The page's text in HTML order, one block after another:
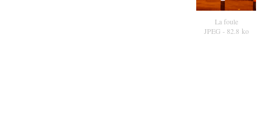
La foule
JPEG - 82.8 ko